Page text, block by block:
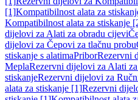
[1]Kompatibilnost alata za
Kompatibilnost alata za stiskanje
dijelovi za Alati za obradu cijevi
dijelovi za Čepovi za tlačnu probu
stiskanje s alatimaPriborRezervni
MeplaRezervni dijelovi za Alati
stiskanjeRezervni dijelovi za
alata za stiskanje [1]Rezervni